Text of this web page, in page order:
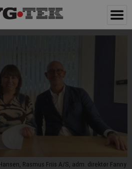
Rasmus Friis A/S, adm. direktør Fanny